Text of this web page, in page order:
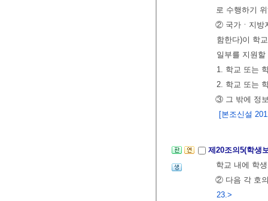
로 수행하기
② 국가ㆍ지방
함한다)이 학
일부를 지원
1. 학교 또는
2. 학교 또는
③ 그 밖에 정
[본조신설
제20조의5(학생
학교 내에 학
② 다음 각 호
23.>